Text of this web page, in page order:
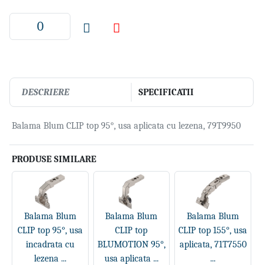
DESCRIERE SPECIFICATII
Balama Blum CLIP top 95°, usa aplicata cu lezena, 79T9950
PRODUSE SIMILARE
Balama Blum
CLIP top 95°, usa
incadrata cu
lezena ...
Balama Blum
CLIP top
BLUMOTION 95°,
usa aplicata ...
Balama Blum
CLIP top 155°, usa
aplicata, 71T7550
...